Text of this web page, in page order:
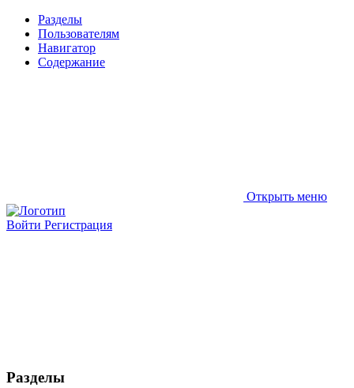
Разделы
Пользователям
Навигатор
Содержание
Открыть меню
Войти Регистрация
Разделы